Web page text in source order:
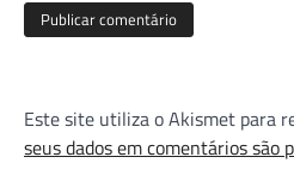
Este site utiliza o Akismet para
seus dados em comentários são